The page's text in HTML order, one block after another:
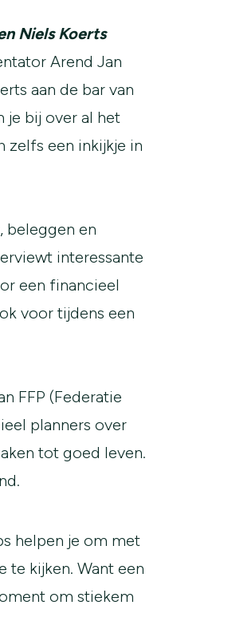
Niels Koerts
Arend Jan
aan de bar van
je bij over al het
zelfs een inkijkje in
beleggen en
interessante
een financieel
voor tijdens een
FFP (Federatie
planners over
tot goed leven.
helpen je om met
te kijken. Want een
om stiekem